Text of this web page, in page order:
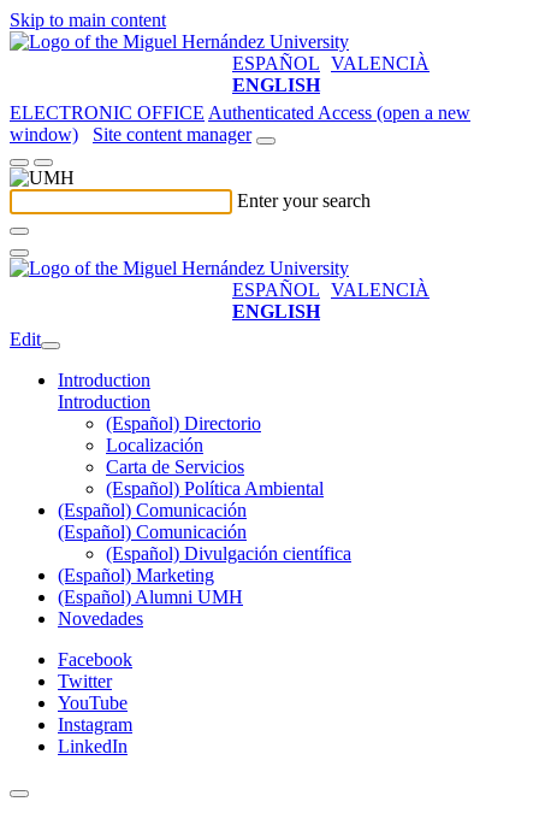
Skip to main content
ESPAÑOL VALENCIÀ
ENGLISH
ELECTRONIC OFFICE Authenticated Access (open a new
window)
Site content manager
Enter your search
ESPAÑOL VALENCIÀ
ENGLISH
Edit
Introduction
Introduction
(Español) Directorio
Localización
Carta de Servicios
(Español) Política Ambiental
(Español) Comunicación
(Español) Comunicación
(Español) Divulgación científica
(Español) Marketing
(Español) Alumni UMH
Novedades
Facebook
Twitter
YouTube
Instagram
LinkedIn